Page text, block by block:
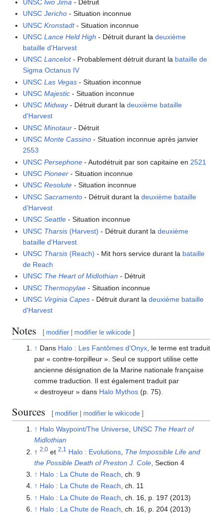
UNSCIwo Jima - Détruit
UNSCJericho - Situation inconnue
UNSCKronstadt- Situation inconnue
UNSCLance Held High - Détruit durant ladeuxième
bataille d'Harvest
UNSCLancelot- Probablement détruit durant la bataille de
Sigma Octanus IV
UNSCLas Vegas - Situation inconnue
UNSCMajestic - Situation inconnue
UNSCMidway- Détruit durant ladeuxième bataille
d'Harvest
UNSCMinotaur - Détruit
UNSCMonte Cassino - Situation inconnue après janvier
2553
UNSCPersephone - Autodétruit par son capitaine en 2521
UNSCPioneer - Situation inconnue
UNSCResolute - Situation inconnue
UNSCSacramento - Détruit durant ladeuxième bataille
d'Harvest
UNSCSeattle - Situation inconnue
UNSC Tharsis (Harvest) - Détruit durant ladeuxième
bataille d'Harvest
UNSC Tharsis (Reach) - Mit hors service durant la bataille
de Reach
UNSC The Heart of Midlothian - Détruit
UNSC Thermopylae - Situation inconnue
UNSC Virginia Capes - Détruit durant ladeuxième bataille
d'Harvest
Notes [ modifier |modifier le wikicode ]
↑ Dans Halo : Les Fantômes d'Onyx, le terme est traduit
par « contre-torpilleur ». Seul ce support utilise cette
ancienne désignation de la Marine nationale française
comme traduction. Il est également traduit par
« destroyeur » dans Halo Mythos(p. 75).
Sources [ modifier |modifier le wikicode ]
↑ Halo Waypoint/The Universe, UNSC The Heart of
Midlothian
↑ 2,0et 2,1 Halo : Evolutions, The Impossible Life and
the Possible Death of Preston J. Cole, Section 4
↑ Halo : La Chute de Reach , ch. 9
↑ Halo : La Chute de Reach, ch. 11
↑ Halo : La Chute de Reach , ch. 16, p. 197 (2013)
↑ Halo : La Chute de Reach, ch. 16, p. 204 (2013)